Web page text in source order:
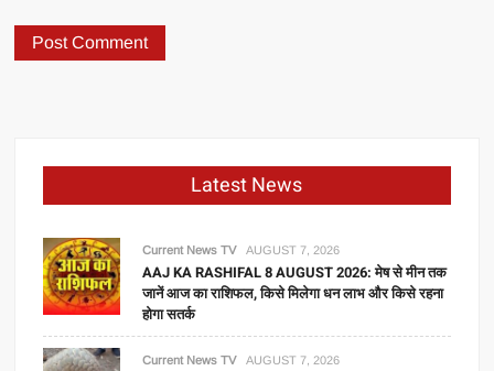
Latest News
Current News TV AUGUST 7, 2026
AAJ KA RASHIFAL 8 AUGUST 2026: मेष से मीन तक
जानें आज का राशिफल, किसे मिलेगा धन लाभ और किसे रहना
होगा सतर्क
Current News TV AUGUST 7, 2026